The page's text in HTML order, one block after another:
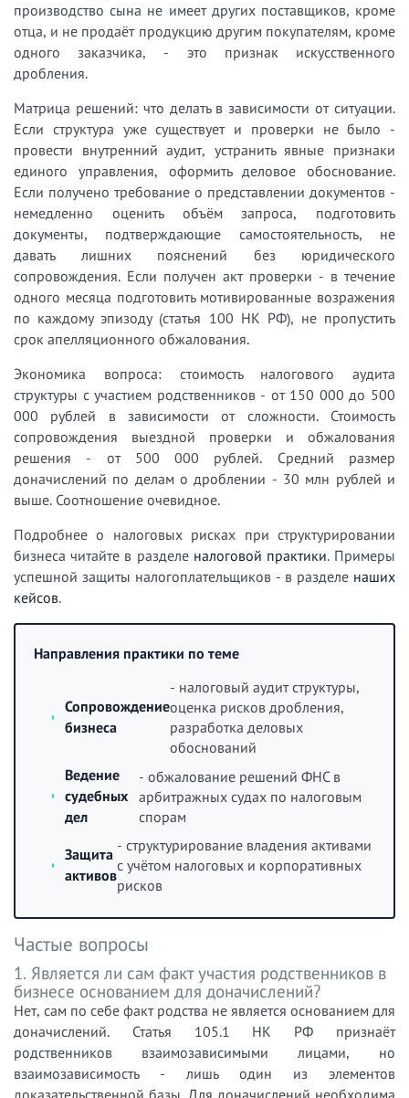
производство сына не имеет других поставщиков, кроме
отца, и не продаёт продукцию другим покупателям, кроме
одного заказчика, - это признак искусственного
дробления.
Матрица решений: что делать в зависимости от ситуации.
Если структура уже существует и проверки не было -
провести внутренний аудит, устранить явные признаки
единого управления, оформить деловое обоснование.
Если получено требование о представлении документов -
немедленно оценить объём запроса, подготовить
документы, подтверждающие самостоятельность, не
давать лишних пояснений без юридического
сопровождения. Если получен акт проверки - в течение
одного месяца подготовить мотивированные возражения
по каждому эпизоду (статья 100 НК РФ), не пропустить
срок апелляционного обжалования.
Экономика вопроса: стоимость налогового аудита
структуры с участием родственников - от 150 000 до 500
000 рублей в зависимости от сложности. Стоимость
сопровождения выездной проверки и обжалования
решения - от 500 000 рублей. Средний размер
доначислений по делам о дроблении - 30 млн рублей и
выше. Соотношение очевидное.
Подробнее о налоговых рисках при структурировании
бизнеса читайте в разделе налоговой практики. Примеры
успешной защиты налогоплательщиков - в разделе наших
кейсов.
Направления практики по теме
Сопровождение
бизнеса
- налоговый аудит структуры,
оценка рисков дробления,
разработка деловых
обоснований
Ведение
судебных
дел
- обжалование решений ФНС в
арбитражных судах по налоговым
спорам
Защита
активов
- структурирование владения активами
с учётом налоговых и корпоративных
рисков
Частые вопросы
1. Является ли сам факт участия родственников в
бизнесе основанием для доначислений?
Нет, сам по себе факт родства не является основанием для
доначислений. Статья 105.1 НК РФ признаёт
родственников взаимозависимыми лицами, но
взаимозависимость - лишь один из элементов
доказательственной базы. Для доначислений необходима